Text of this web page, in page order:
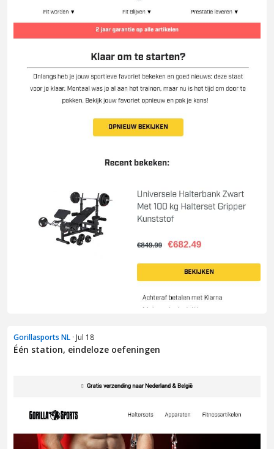
Gorillasports NL · Jul 18
Één station, eindeloze oefeningen